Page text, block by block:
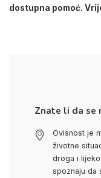
dostupna pomoć.
Znate li da se
Ovisnost je
životne
droga i
spoznaju da